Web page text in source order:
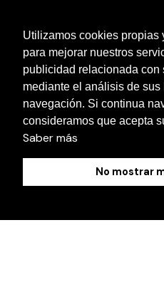
Utilizamos cookies propias
para mejorar nuestros
publicidad relacionada con
mediante el análisis de sus
navegación. Si continua
consideramos que acepta
Saber más
No mostrar
Otras localidades
Contacto
Blog